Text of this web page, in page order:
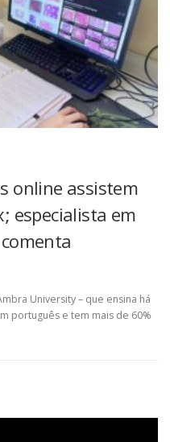
online assistem
especialista em
University – que ensina há
português e tem mais de 60%